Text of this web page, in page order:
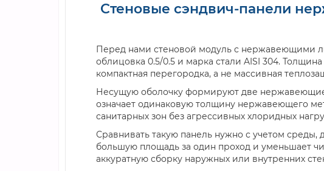
Стеновые сэндвич-панели
Перед нами стеновой модуль с нержавеющими
облицовка 0.5/0.5 и марка стали AISI 304.
компактная перегородка, а не массивная
Несущую оболочку формируют две
означает одинаковую толщину нержавеющего
санитарных зон без агрессивных хлоридных
Сравнивать такую панель нужно с учетом среды,
большую площадь за один проход и уменьшает
аккуратную сборку наружных или внутренних